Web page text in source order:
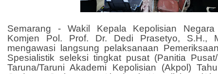
Semarang - Wakil Kepala Kepolisian
Komjen Pol. Prof. Dr. Dedi Prasetyo, S.H.,
mengawasi langsung pelaksanaan
Spesialistik seleksi tingkat pusat (Panitia
Taruna/Taruni Akademi Kepolisian (Akpol)